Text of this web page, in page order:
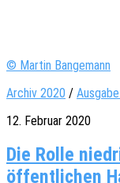
© Martin Bangemann
Archiv 2020 /
12. Februar 2020
Die Rolle
öffentlichen